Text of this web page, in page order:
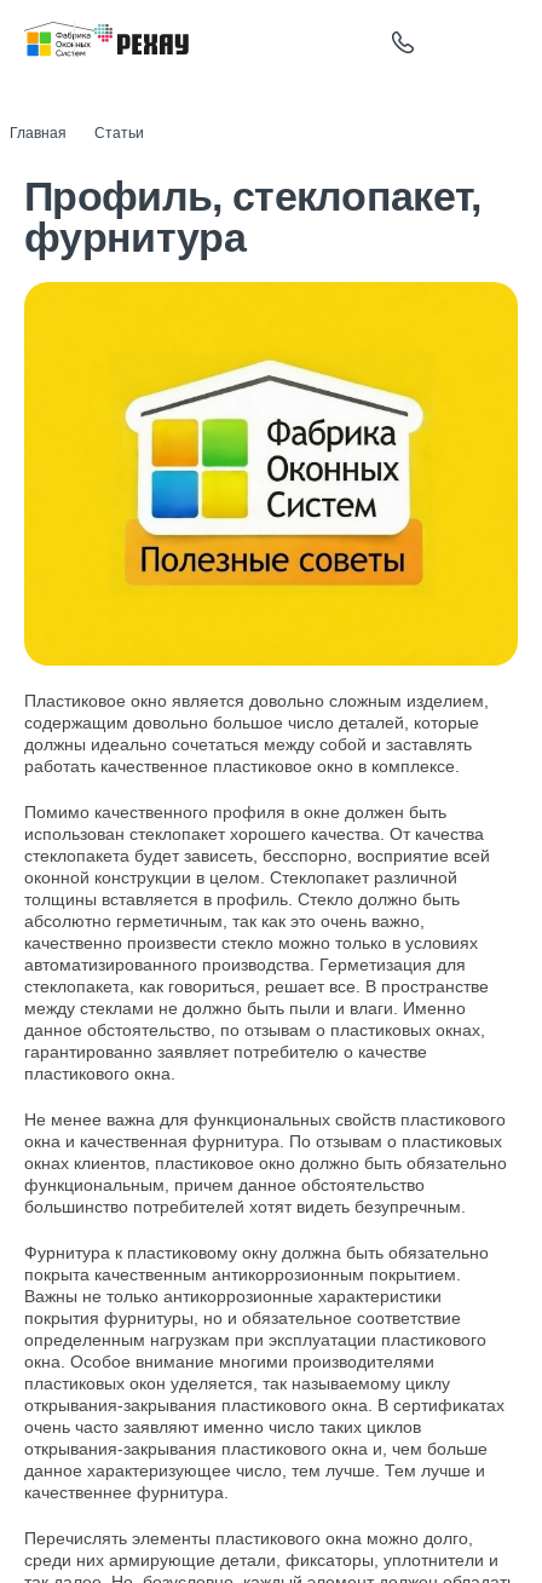
Главная Статьи
Профиль, стеклопакет,
фурнитура
Пластиковое окно является довольно сложным изделием,
содержащим довольно большое число деталей, которые
должны идеально сочетаться между собой и заставлять
работать качественное пластиковое окно в комплексе.
Помимо качественного профиля в окне должен быть
использован стеклопакет хорошего качества. От качества
стеклопакета будет зависеть, бесспорно, восприятие всей
оконной конструкции в целом. Стеклопакет различной
толщины вставляется в профиль. Стекло должно быть
абсолютно герметичным, так как это очень важно,
качественно произвести стекло можно только в условиях
автоматизированного производства. Герметизация для
стеклопакета, как говориться, решает все. В пространстве
между стеклами не должно быть пыли и влаги. Именно
данное обстоятельство, по отзывам о пластиковых окнах,
гарантированно заявляет потребителю о качестве
пластикового окна.
Не менее важна для функциональных свойств пластикового
окна и качественная фурнитура. По отзывам о пластиковых
окнах клиентов, пластиковое окно должно быть обязательно
функциональным, причем данное обстоятельство
большинство потребителей хотят видеть безупречным.
Фурнитура к пластиковому окну должна быть обязательно
покрыта качественным антикоррозионным покрытием.
Важны не только антикоррозионные характеристики
покрытия фурнитуры, но и обязательное соответствие
определенным нагрузкам при эксплуатации пластикового
окна. Особое внимание многими производителями
пластиковых окон уделяется, так называемому циклу
открывания-закрывания пластикового окна. В сертификатах
очень часто заявляют именно число таких циклов
открывания-закрывания пластикового окна и, чем больше
данное характеризующее число, тем лучше. Тем лучше и
качественнее фурнитура.
Перечислять элементы пластикового окна можно долго,
среди них армирующие детали, фиксаторы, уплотнители и